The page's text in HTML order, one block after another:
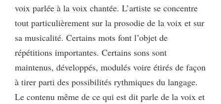
voix parlée à la voix chantée. L’artiste se concentre
tout particulièrement sur la prosodie de la voix et sur
sa musicalité. Certains mots font l’objet de
répétitions importantes. Certains sons sont
maintenus, développés, modulés voire étirés de façon
à tirer parti des possibilités rythmiques du langage.
Le contenu même de ce qui est dit parle de la voix et